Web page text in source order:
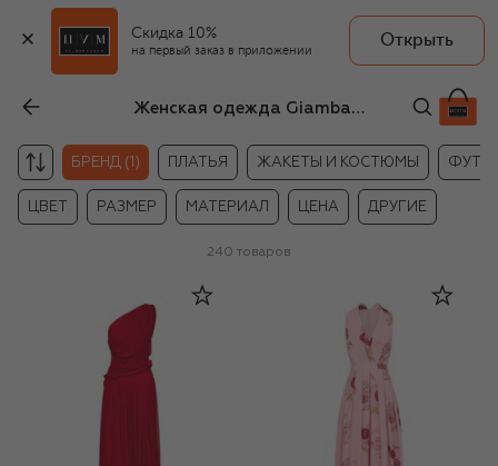
Скидка 10%
на первый заказ в приложении
Открыть
Женская одежда Giambattista Valli
БРЕНД (1) ПЛАТЬЯ ЖАКЕТЫ И КОСТЮМЫ
ЦВЕТ РАЗМЕР МАТЕРИАЛ ЦЕНА ДРУГИЕ
240 товаров